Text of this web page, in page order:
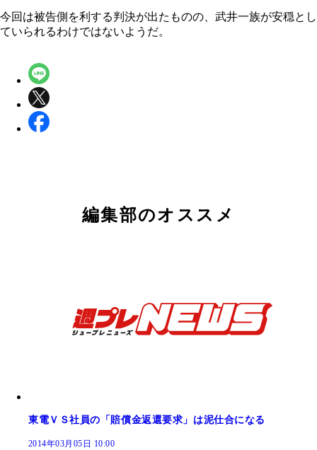
今回は被告側を利する判決が出たものの、武井一族が安穏とし
ていられるわけではないようだ。
編集部のオススメ
東電ＶＳ社員の「賠償金返還要求」は泥仕合になる
2014年03月05日 10:00